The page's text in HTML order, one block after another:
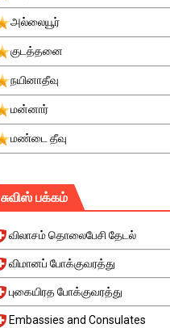
அல்லையூர்
குடத்தனை
நயினாதீவு
மன்னார்
மண்டை தீவு
சுவிஸ் பக்கம்
விலாசம் தொலைபேசி தேடல்
விமானப் போக்குவரத்து
புகையிரத போக்குவரத்து
Embassies and Consulates